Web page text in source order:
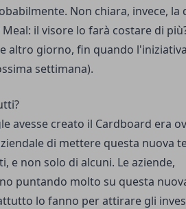
Non chiara, invece, la
il visore lo farà costare di
altro giorno, fin quando
settimana).
avesse creato il Cardboard era
di mettere questa nuova
e non solo di alcuni. Le aziende,
puntando molto su questa
lo fanno per attirare gli